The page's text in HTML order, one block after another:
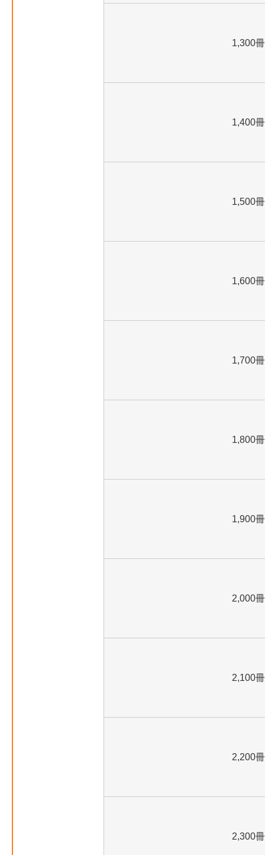
1,300冊
1,400冊
1,500冊
1,600冊
1,700冊
1,800冊
1,900冊
2,000冊
2,100冊
2,200冊
2,300冊